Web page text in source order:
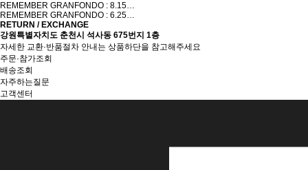
REMEMBER GRANFONDO : 8.15…
REMEMBER GRANFONDO : 6.25…
RETURN / EXCHANGE
강원특별자치도 춘천시 석사동 675번지 1층
자세한 교환·반품절차 안내는 상품하단을 참고해주세요
주문·참가조회
배송조회
자주하는질문
고객센터